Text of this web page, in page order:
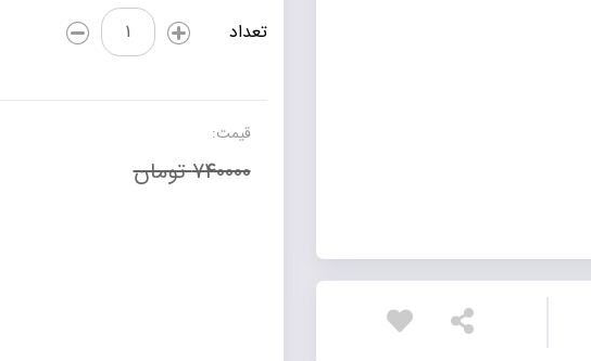
تعداد
کتاب
سووشون
قیمت:
740000 تومان